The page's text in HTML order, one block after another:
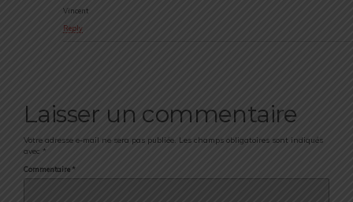
Vincent
Reply
Laisser un commentaire
Votre adresse e-mail ne sera pas publiée. Les champs obligatoires sont indiqués
avec *
Commentaire *